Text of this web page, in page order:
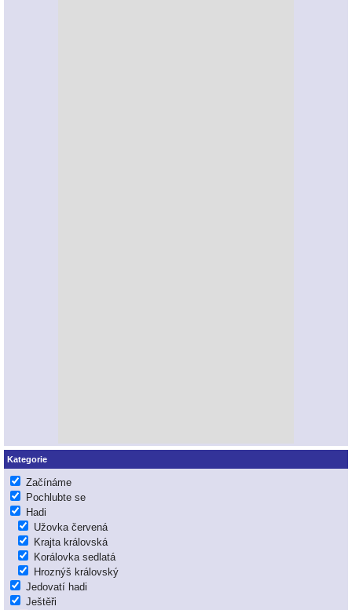
Kategorie
Začínáme
Pochlubte se
Hadi
Užovka červená
Krajta královská
Korálovka sedlatá
Hroznýš královský
Jedovatí hadi
Ještěři